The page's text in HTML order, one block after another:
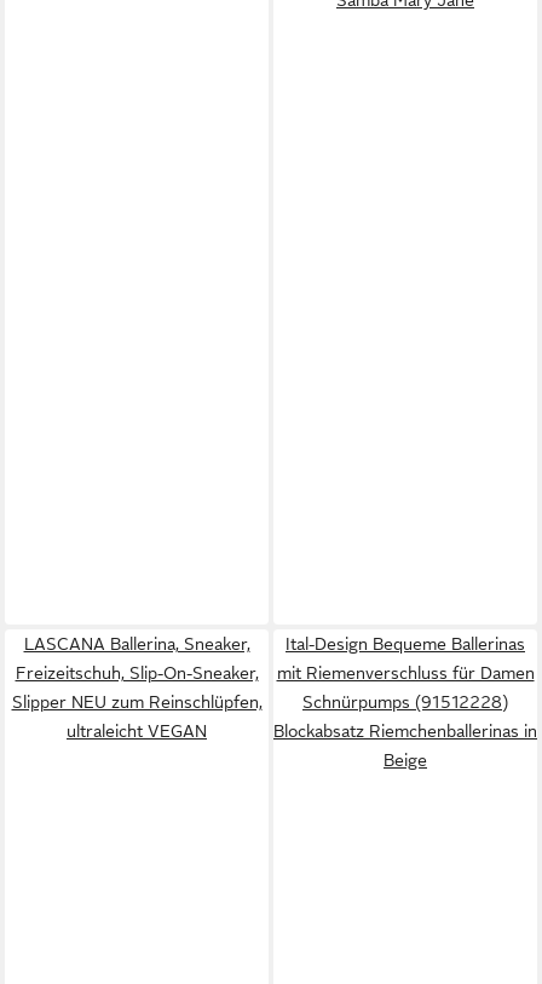
LASCANA Ballerina, Sneaker,
Freizeitschuh, Slip-On-Sneaker,
Slipper NEU zum Reinschlüpfen,
ultraleicht VEGAN
Ital-Design Bequeme Ballerinas
mit Riemenverschluss für Damen
Schnürpumps (91512228)
Blockabsatz Riemchenballerinas in
Beige